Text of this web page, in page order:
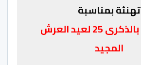
تهنئة بمناسبة
بالذكرى 25 لعيد العرش
المجيد